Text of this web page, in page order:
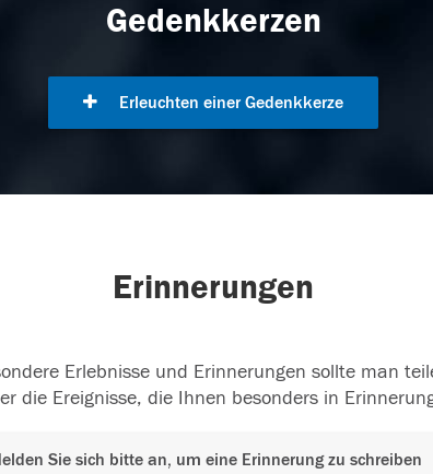
Gedenkkerzen
Erleuchten einer Gedenkkerze
Erinnerungen
Erlebnisse und Erinnerungen sollte man
die Ereignisse, die Ihnen besonders in
Sie sich bitte an, um eine Erinnerung zu schreiben